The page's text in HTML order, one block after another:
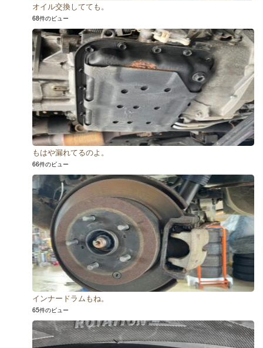
オイル交換してても。
68件のビュー
もはや漏れてるのよ。
66件のビュー
インナードラムもね。
65件のビュー